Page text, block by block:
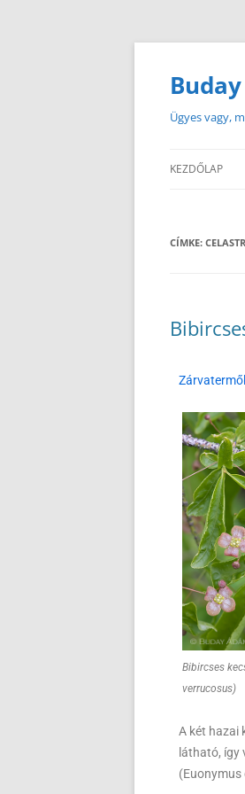
Ügyes vagy,
KEZDŐLAP
CÍMKE:
Bibircses
verrucosus)
A két hazai
látható, így